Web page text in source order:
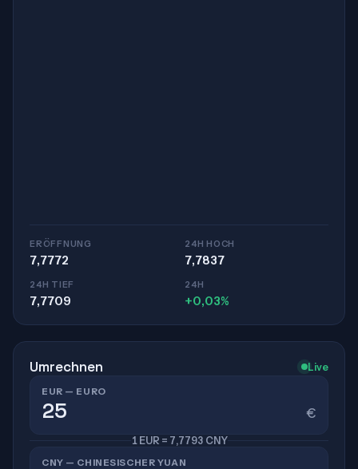
ERÖFFNUNG
7,7772
24H HOCH
7,7837
24H TIEF
7,7709
24H
+0,03%
Umrechnen Live
EUR — EURO
€
1 EUR = 7,7793 CNY
CNY — CHINESISCHER YUAN